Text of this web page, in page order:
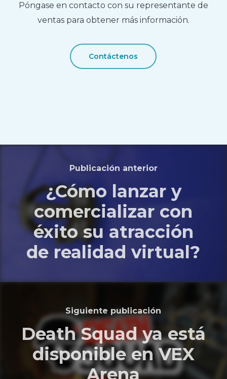
Póngase en contacto con su representante de
ventas para obtener más información.
Contáctenos
Publicación anterior
¿Cómo lanzar y
comercializar con
éxito su atracción
de realidad virtual?
Siguiente publicación
Death Squad ya está
disponible en VEX
Arena